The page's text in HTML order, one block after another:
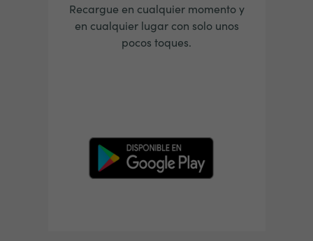
Recargue en cualquier momento y
en cualquier lugar con solo unos
pocos toques.